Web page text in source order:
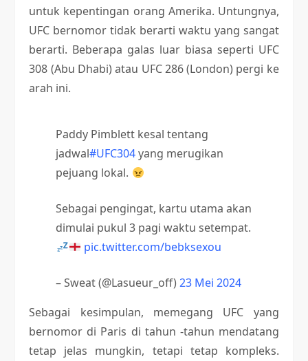
untuk kepentingan orang Amerika. Untungnya,
UFC bernomor tidak berarti waktu yang sangat
berarti. Beberapa galas luar biasa seperti UFC
308 (Abu Dhabi) atau UFC 286 (London) pergi ke
arah ini.
Paddy Pimblett kesal tentang
jadwal#UFC304yang merugikan
pejuang lokal.
Sebagai pengingat, kartu utama akan
dimulai pukul 3 pagi waktu setempat.
pic.twitter.com/bebksexou
– Sweat (@Lasueur_off)23 Mei 2024
Sebagai kesimpulan, memegang UFC yang
bernomor di Paris di tahun -tahun mendatang
tetap jelas mungkin, tetapi tetap kompleks.